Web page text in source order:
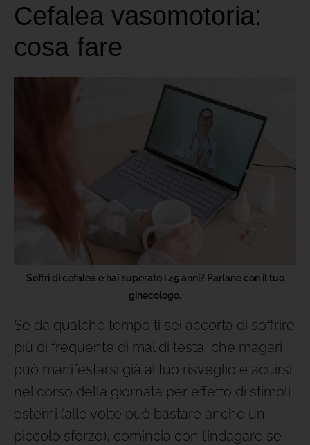
Cefalea vasomotoria:
cosa fare
Soffri di cefalea e hai superato i 45 anni? Parlane con il tuo
ginecologo.
Se da qualche tempo ti sei accorta di soffrire
più di frequente di mal di testa, che magari
può manifestarsi già al tuo risveglio e acuirsi
nel corso della giornata per effetto di stimoli
esterni (alle volte può bastare anche un
piccolo sforzo), comincia con l’indagare se